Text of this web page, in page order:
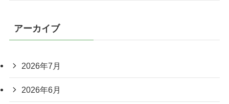
アーカイブ
2026年7月
2026年6月